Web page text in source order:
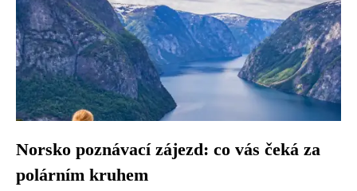
Norsko poznávací zájezd: co vás čeká za
polárním kruhem